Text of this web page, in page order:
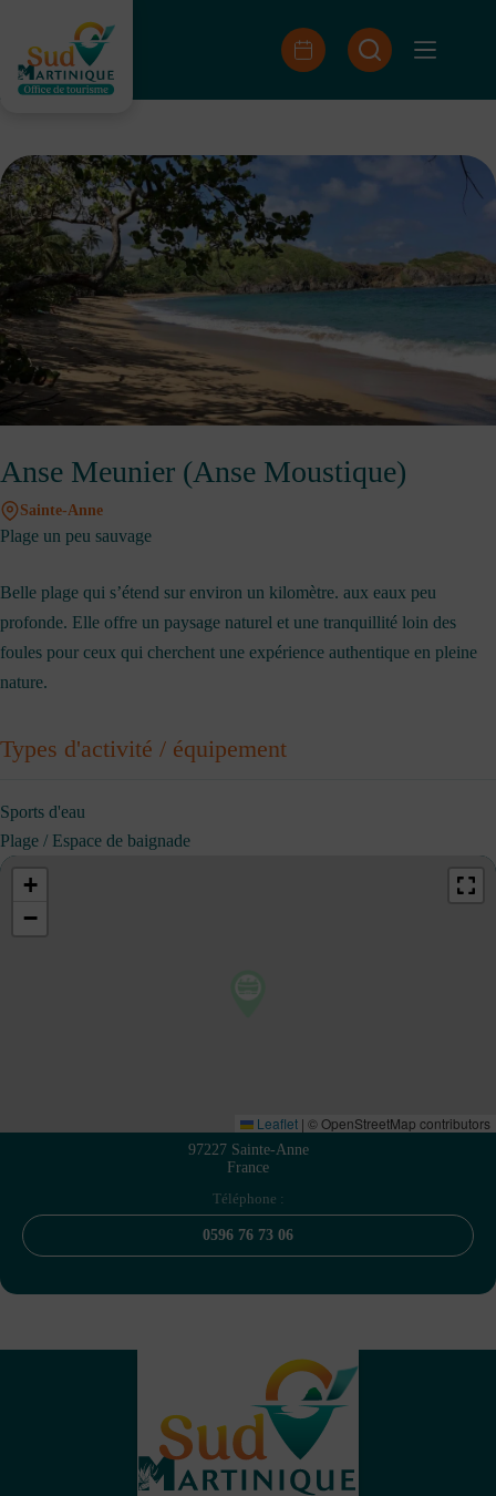
contenu
Anse Meunier (Anse Moustique)
Sainte-Anne
Plage un peu sauvage
Belle plage qui s’étend sur environ un kilomètre. aux eaux peu
profonde. Elle offre un paysage naturel et une tranquillité loin des
foules pour ceux qui cherchent une expérience authentique en pleine
nature.
Types d'activité / équipement
Sports d'eau
Plage / Espace de baignade
+
−
Leaflet | © OpenStreetMap contributors
97227 Sainte-Anne
France
Téléphone :
0596 76 73 06